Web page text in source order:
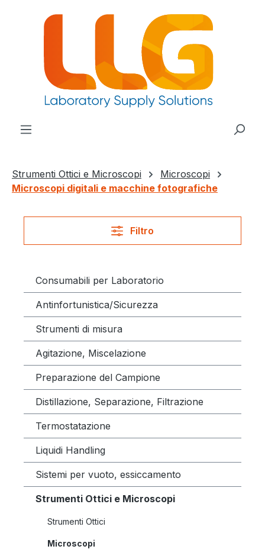
principale
Strumenti Ottici e Microscopi
Microscopi
Microscopi digitali e macchine fotografiche
Filtro
Consumabili per Laboratorio
Antinfortunistica/Sicurezza
Strumenti di misura
Agitazione, Miscelazione
Preparazione del Campione
Distillazione, Separazione, Filtrazione
Termostatazione
Liquidi Handling
Sistemi per vuoto, essiccamento
Strumenti Ottici e Microscopi
Strumenti Ottici
Microscopi